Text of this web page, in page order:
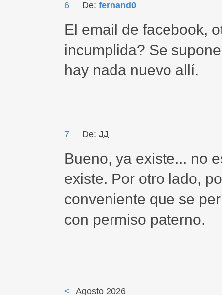
6 De: fernand0
El email de facebook,
incumplida? Se
hay nada nuevo allí.
7 De: JJ
Bueno, ya existe... no
existe. Por otro lado,
conveniente que se
con permiso paterno.
<
Agosto 2026